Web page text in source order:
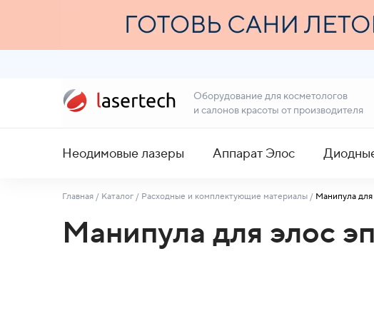
Оборудование для косметологов
и салонов красоты от производителя
Неодимовые лазеры Аппарат Элос
Главная / Каталог / Расходные и комплектующие материалы / Манипула для
Манипула для элос